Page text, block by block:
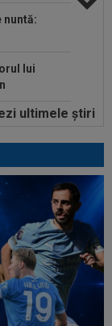
nuntă:
lui
la Real
și George
VIDEO,
dopaj!
ultimele ştiri